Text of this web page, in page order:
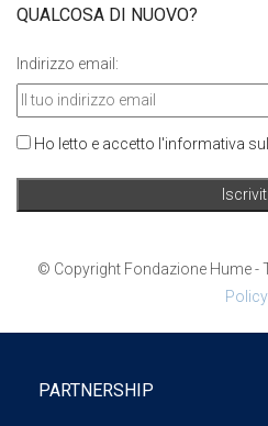
QUALCOSA DI NUOVO?
Indirizzo email:
Ho letto e accetto l'informativa
© Copyright Fondazione Hume -
Policy
PARTNERSHIP